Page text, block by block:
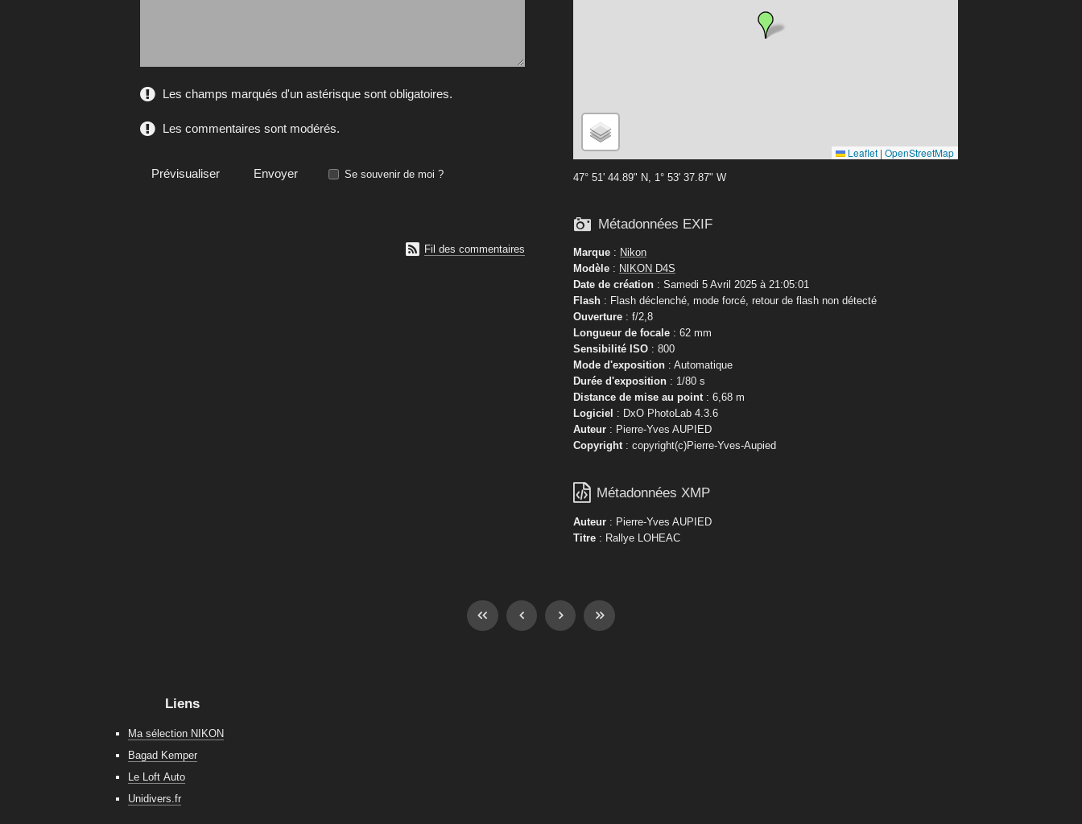
Leaflet | OpenStreetMap
47° 51' 44.89" N, 1° 53' 37.87" W
 Métadonnées EXIF
Marque : Nikon
Modèle : NIKON D4S
Date de création : Samedi 5 Avril 2025 à 21:05:01
Flash : Flash déclenché, mode forcé, retour de flash non détecté
Ouverture : f/2,8
Longueur de focale : 62 mm
Sensibilité ISO : 800
Mode d'exposition : Automatique
Durée d'exposition : 1/80 s
Distance de mise au point : 6,68 m
Logiciel : DxO PhotoLab 4.3.6
Auteur : Pierre-Yves AUPIED
Copyright : copyright(c)Pierre-Yves-Aupied
 Métadonnées XMP
Auteur : Pierre-Yves AUPIED
Titre : Rallye LOHEAC
Les champs marqués d'un astérisque sont obligatoires.
Les commentaires sont modérés.
Se souvenir de moi ?
 Fil des commentaires
Liens
Ma sélection NIKON
Bagad Kemper
Le Loft Auto
Unidivers.fr